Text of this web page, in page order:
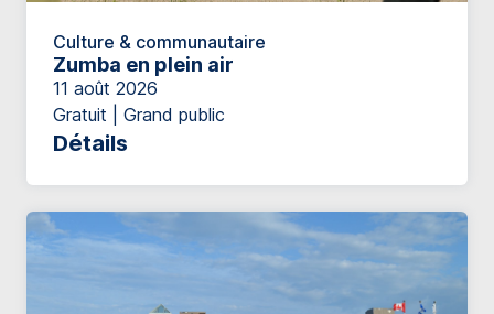
Culture & communautaire
Zumba en plein air
11 août 2026
Gratuit | Grand public
Détails